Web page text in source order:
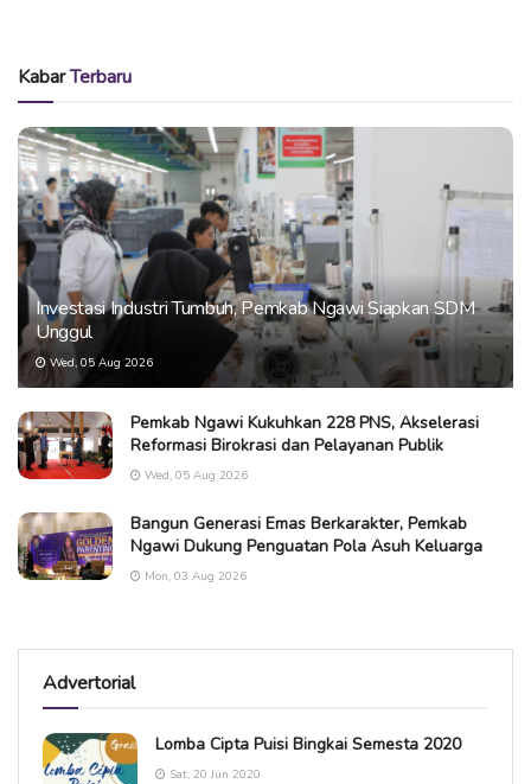
KabarTerbaru
Investasi Industri Tumbuh, Pemkab Ngawi Siapkan SDM
Unggul
Wed, 05 Aug 2026
Pemkab Ngawi Kukuhkan 228 PNS, Akselerasi
Reformasi Birokrasi dan Pelayanan Publik
Wed, 05 Aug 2026
Bangun Generasi Emas Berkarakter, Pemkab
Ngawi Dukung Penguatan Pola Asuh Keluarga
Mon, 03 Aug 2026
Advertorial
Lomba Cipta Puisi Bingkai Semesta 2020
Sat, 20 Jun 2020